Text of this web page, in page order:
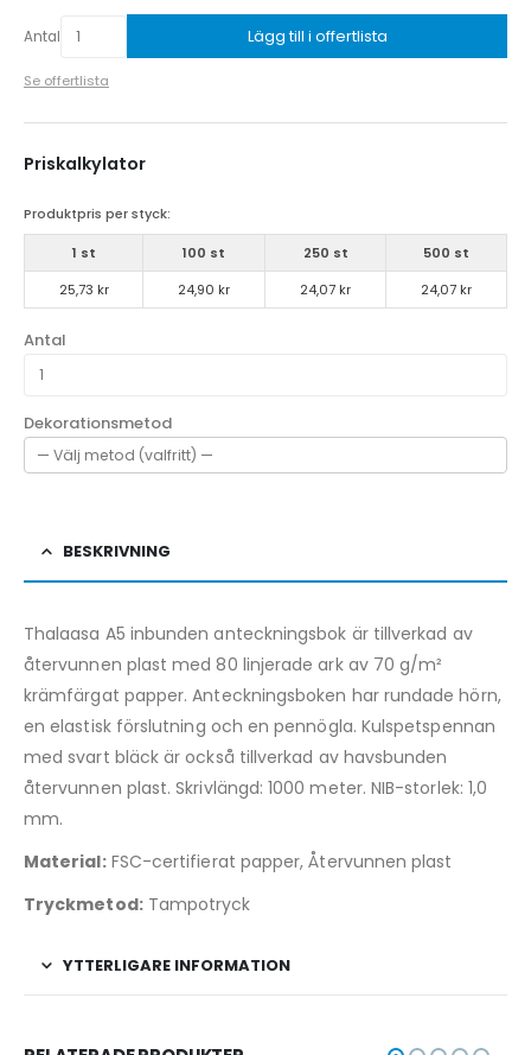
Antal Lägg till i offertlista
Se offertlista
Priskalkylator
Produktpris per styck:
1 st 100 st 250 st
500 st
25,73 kr
24,90 kr 24,07 kr 24,07 kr
Antal
Dekorationsmetod
BESKRIVNING
Thalaasa A5 inbunden anteckningsbok är tillverkad av
återvunnen plast med 80 linjerade ark av 70 g/m²
krämfärgat papper. Anteckningsboken har rundade hörn,
en elastisk förslutning och en pennögla. Kulspetspennan
med svart bläck är också tillverkad av havsbunden
återvunnen plast. Skrivlängd: 1000 meter. NIB-storlek: 1,0
mm.
Material:FSC-certifierat papper, Återvunnen plast
Tryckmetod:Tampotryck
YTTERLIGARE INFORMATION